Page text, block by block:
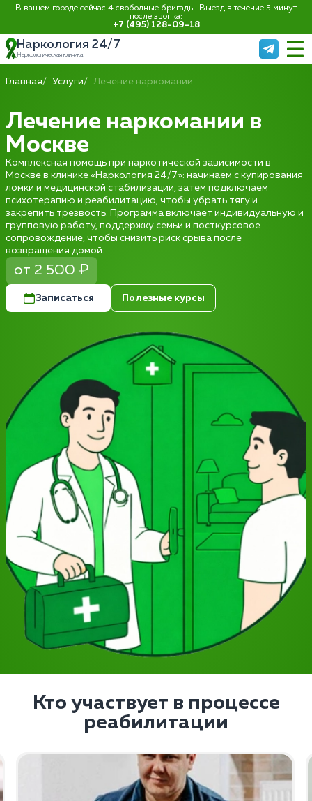
В вашем городе сейчас 4 свободные бригады. Выезд в течение 5 минут
после звонка:
+7 (495) 128-09-18
Наркология 24/7
Наркологическая клиника
Главная Услуги Лечение наркомании
Лечение наркомании в
Москве
Комплексная помощь при наркотической зависимости в
Москве в клинике «Наркология 24/7»: начинаем с купирования
ломки и медицинской стабилизации, затем подключаем
психотерапию и реабилитацию, чтобы убрать тягу и
закрепить трезвость. Программа включает индивидуальную и
групповую работу, поддержку семьи и посткурсовое
сопровождение, чтобы снизить риск срыва после
возвращения домой.
от 2 500 ₽
Записаться Полезные курсы
Кто участвует в процессе
реабилитации